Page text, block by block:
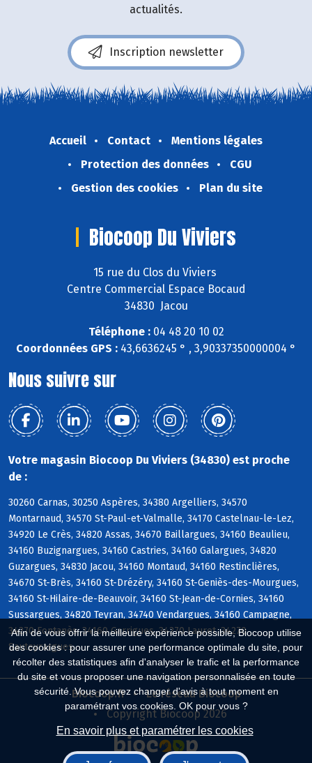
Afin de vous offrir la meilleure expérience possible, Biocoop utilise
des cookies : pour assurer une performance optimale du site, pour
récolter des statistiques afin d'analyser le trafic et la performance
du site et vous proposer une navigation personnalisée en toute
sécurité. Vous pouvez changer d'avis à tout moment en
paramétrant vos cookies. OK pour vous ?
En savoir plus et paramétrer les cookies
actualités.
Inscription newsletter
Accueil Contact
Mentions légales
Protection des données
CGU
Gestion des cookies
Plan du site
Biocoop Du Viviers
15 rue du Clos du Viviers
Centre Commercial Espace Bocaud
34830 Jacou
Téléphone :04 48 20 10 02
Coordonnées GPS : 43,6636245 ° , 3,90337350000004 °
Nous suivre sur
Votre magasin Biocoop Du Viviers (34830) est proche
de :
30260 Carnas, 30250 Aspères, 34380 Argelliers, 34570
Montarnaud, 34570 St-Paul-et-Valmalle, 34170 Castelnau-le-Lez,
34920 Le Crès, 34820 Assas, 34670 Baillargues, 34160 Beaulieu,
34160 Buzignargues, 34160 Castries, 34160 Galargues, 34820
Guzargues, 34830 Jacou, 34160 Montaud, 34160 Restinclières,
34670 St-Brès, 34160 St-Drézéry, 34160 St-Geniès-des-Mourgues,
34160 St-Hilaire-de-Beauvoir, 34160 St-Jean-de-Cornies, 34160
Sussargues, 34820 Teyran, 34740 Vendargues, 34160 Campagne,
34270 Fontanès, 34160 Garrigues, 34270 Lauret, 34270
Sauteyrargues
Biocoop.fr
Le réseau Biocoop
Copyright Biocoop 2026